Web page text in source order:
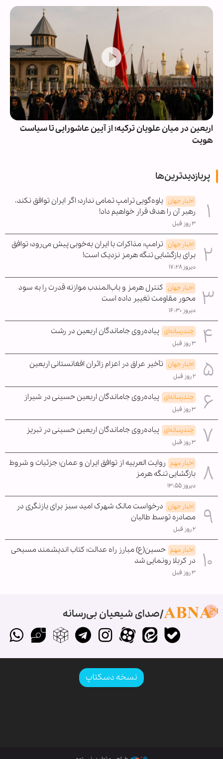
اربعین در میان علویان ترکیه؛ از آیین عاشورایی تا سیاست
هویت
پربازدیدترین‌ها
اخبار جهان یاوه‌گویی ترامپ تمامی ندارد؛ اگر ایران توافق نکند،
رهبر آن را هدف قرار خواهیم داد!
۳ روز قبل
اخبار جهان ترامپ: مذاکرات با ایران به‌خوبی پیش می‌رود؛ توافق
برای بازگشایی تنگه هرمز نزدیک است!
دیروز ۱۷:۲۸
اخبار جهان کنترل هرمز و باب‌المندب موازنه قدرت را به سود
محور مقاومت تغییر داده است
دیروز ۱۶:۳۰
چندرسانه‌ای پیاده‌روی جاماندگان اربعین در رشت
۳ روز قبل
اخبار جهان تأخیر عراق در اعزام زائران افغانستانی اربعین
۲ روز قبل
چندرسانه‌ای پیاده‌روی جاماندگان اربعین حسینی در شیراز
۳ روز قبل
چندرسانه‌ای پیاده‌روی جاماندگان اربعین حسینی در تبریز
۳ روز قبل
اخبار مهم روایت العربیه از توافق ایران و عمان؛ جزئیات و شروط
بازگشایی تنگه هرمز
دیروز ۱۳:۵۵
اخبار جهان درخواست مالک شهرک امید سبز برای بازنگری در
مصادره توسط طالبان
۲ روز قبل
اخبار مهم حسین(ع) مبارز راه عدالت؛ کتاب اندیشمند مسیحی
در کربلا رونمایی شد
۳ روز قبل
صدای شیعیان بی‌رسانه
نسخه دسکتاپ